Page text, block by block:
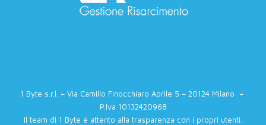
1 Byte s.r.l. – Via Camillo Finocchiaro Aprile 5 – 20124 Milano –
P.Iva 10132420968
Il team di 1 Byte è attento alla trasparenza con i propri utenti.